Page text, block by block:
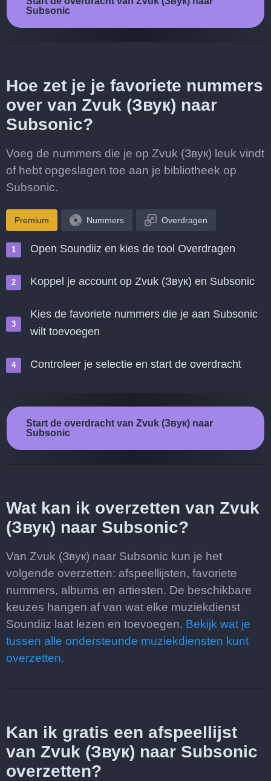
Subsonic
Hoe zet je je favoriete nummers
over van Zvuk (Звук) naar
Subsonic?
Voeg de nummers die je op Zvuk (Звук) leuk vindt
of hebt opgeslagen toe aan je bibliotheek op
Subsonic.
Premium Nummers Overdragen
Open Soundiiz en kies de tool Overdragen
Koppel je account op Zvuk (Звук) en Subsonic
Kies de favoriete nummers die je aan Subsonic
wilt toevoegen
Controleer je selectie en start de overdracht
Start de overdracht van Zvuk (Звук) naar
Subsonic
Wat kan ik overzetten van Zvuk
(Звук) naar Subsonic?
Van Zvuk (Звук) naar Subsonic kun je het
volgende overzetten: afspeellijsten, favoriete
nummers, albums en artiesten. De beschikbare
keuzes hangen af van wat elke muziekdienst
Soundiiz laat lezen en toevoegen. Bekijk wat je
tussen alle ondersteunde muziekdiensten kunt
overzetten.
Kan ik gratis een afspeellijst
van Zvuk (Звук) naar Subsonic
overzetten?